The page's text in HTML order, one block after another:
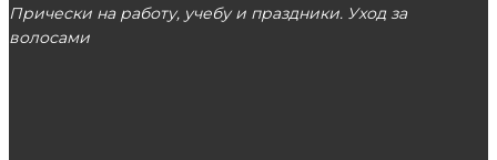
Прически на работу, учебу и праздники. Уход за
волосами